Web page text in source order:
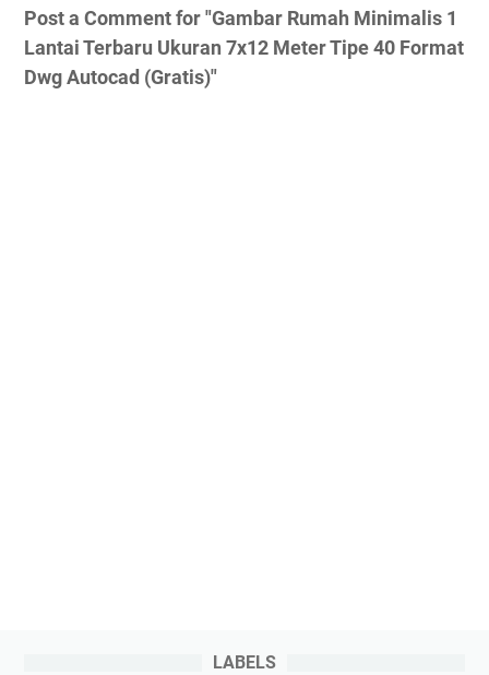
Post a Comment for "Gambar Rumah Minimalis 1
Lantai Terbaru Ukuran 7x12 Meter Tipe 40 Format
Dwg Autocad (Gratis)"
LABELS